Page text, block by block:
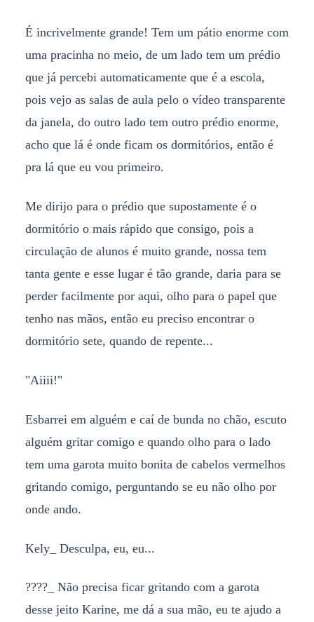
É incrivelmente grande! Tem um pátio enorme com
uma pracinha no meio, de um lado tem um prédio
que já percebi automaticamente que é a escola,
pois vejo as salas de aula pelo o vídeo transparente
da janela, do outro lado tem outro prédio enorme,
acho que lá é onde ficam os dormitórios, então é
pra lá que eu vou primeiro.
Me dirijo para o prédio que supostamente é o
dormitório o mais rápido que consigo, pois a
circulação de alunos é muito grande, nossa tem
tanta gente e esse lugar é tão grande, daria para se
perder facilmente por aqui, olho para o papel que
tenho nas mãos, então eu preciso encontrar o
dormitório sete, quando de repente...
"Aiiii!"
Esbarrei em alguém e caí de bunda no chão, escuto
alguém gritar comigo e quando olho para o lado
tem uma garota muito bonita de cabelos vermelhos
gritando comigo, perguntando se eu não olho por
onde ando.
Kely_ Desculpa, eu, eu...
????_ Não precisa ficar gritando com a garota
desse jeito Karine, me dá a sua mão, eu te ajudo a